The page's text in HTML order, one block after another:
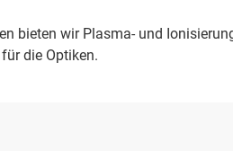
bieten wir Plasma- und
die Optiken.